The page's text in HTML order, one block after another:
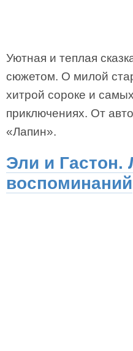
Уютная и теплая
сюжетом. О милой
хитрой сороке и
приключениях. От
«Лапин».
Эли и Гастон.
воспоминаний